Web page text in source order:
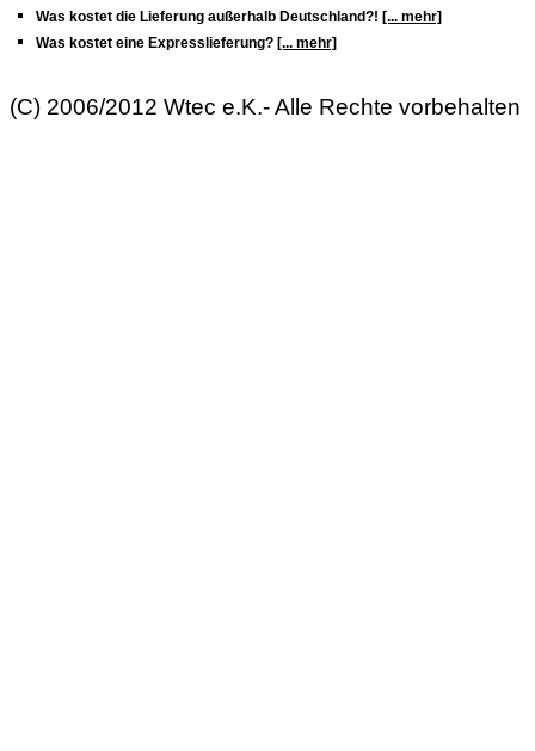
Was kostet die Lieferung außerhalb Deutschland?! [... mehr]
Was kostet eine Expresslieferung? [... mehr]
(C) 2006/2012 Wtec e.K.- Alle Rechte vorbehalten